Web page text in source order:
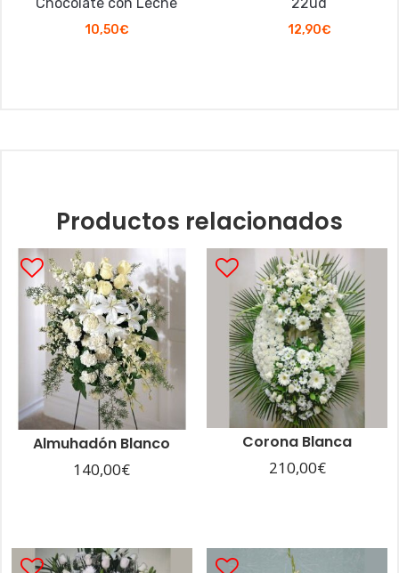
10,50€ 12,90€
Productos relacionados
Almuhadón Blanco
140,00€
Corona Blanca
210,00€